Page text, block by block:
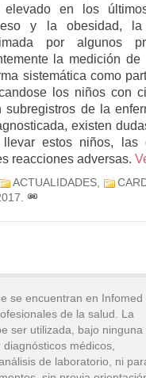
en los
y la obesidad,
por algunos
la medición
sistemática como
los niños con
subregistros de la
existen
llevar estos niños,
reacciones adversas.
ACTUALIDADES,
.
se encuentran en Infomed
de la salud. La
ser utilizada, bajo ninguna
médicos,
de laboratorio, ni